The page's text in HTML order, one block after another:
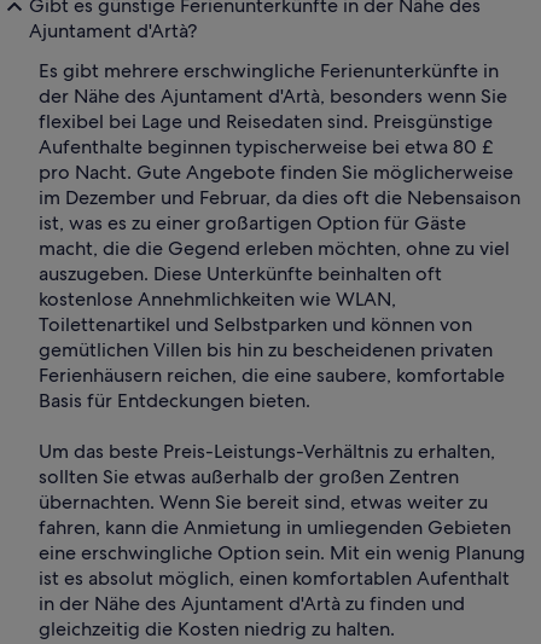
Gibt es günstige Ferienunterkünfte in der Nähe des
Ajuntament d'Artà?
Es gibt mehrere erschwingliche Ferienunterkünfte in
der Nähe des Ajuntament d'Artà, besonders wenn Sie
flexibel bei Lage und Reisedaten sind. Preisgünstige
Aufenthalte beginnen typischerweise bei etwa 80 £
pro Nacht. Gute Angebote finden Sie möglicherweise
im Dezember und Februar, da dies oft die Nebensaison
ist, was es zu einer großartigen Option für Gäste
macht, die die Gegend erleben möchten, ohne zu viel
auszugeben. Diese Unterkünfte beinhalten oft
kostenlose Annehmlichkeiten wie WLAN,
Toilettenartikel und Selbstparken und können von
gemütlichen Villen bis hin zu bescheidenen privaten
Ferienhäusern reichen, die eine saubere, komfortable
Basis für Entdeckungen bieten.
Um das beste Preis-Leistungs-Verhältnis zu erhalten,
sollten Sie etwas außerhalb der großen Zentren
übernachten. Wenn Sie bereit sind, etwas weiter zu
fahren, kann die Anmietung in umliegenden Gebieten
eine erschwingliche Option sein. Mit ein wenig Planung
ist es absolut möglich, einen komfortablen Aufenthalt
in der Nähe des Ajuntament d'Artà zu finden und
gleichzeitig die Kosten niedrig zu halten.